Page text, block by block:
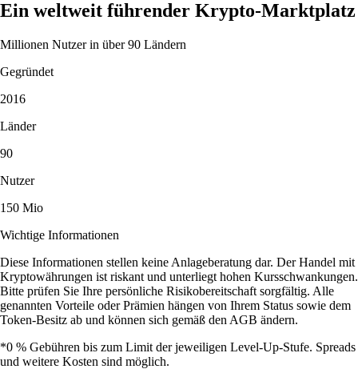
Ein weltweit führender Krypto-Marktplatz
Millionen Nutzer in über 90 Ländern
Gegründet
2016
Länder
90
Nutzer
150 Mio
Wichtige Informationen
Diese Informationen stellen keine Anlageberatung dar. Der Handel mit
Kryptowährungen ist riskant und unterliegt hohen Kursschwankungen.
Bitte prüfen Sie Ihre persönliche Risikobereitschaft sorgfältig. Alle
genannten Vorteile oder Prämien hängen von Ihrem Status sowie dem
Token-Besitz ab und können sich gemäß den AGB ändern.
*0 % Gebühren bis zum Limit der jeweiligen Level-Up-Stufe. Spreads
und weitere Kosten sind möglich.